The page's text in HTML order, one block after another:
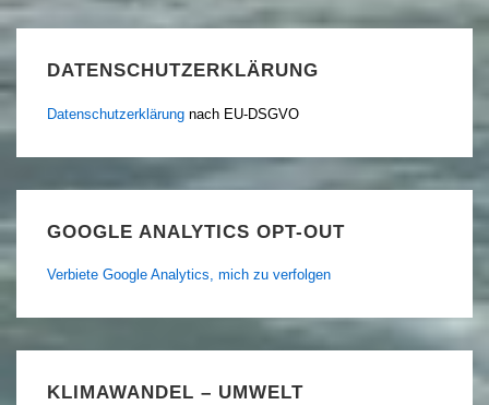
DATENSCHUTZERKLÄRUNG
Datenschutzerklärung nach EU-DSGVO
GOOGLE ANALYTICS OPT-OUT
Verbiete Google Analytics, mich zu verfolgen
KLIMAWANDEL – UMWELT